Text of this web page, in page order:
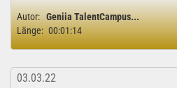
Autor: Geniia TalentCampus...
Länge: 00:01:14
03.03.22